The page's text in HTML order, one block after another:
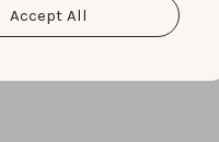
Accept All